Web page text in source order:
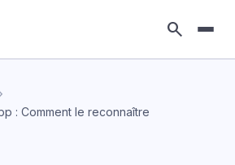
search
: Comment le reconnaître